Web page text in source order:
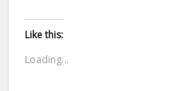
Like this:
Loading...